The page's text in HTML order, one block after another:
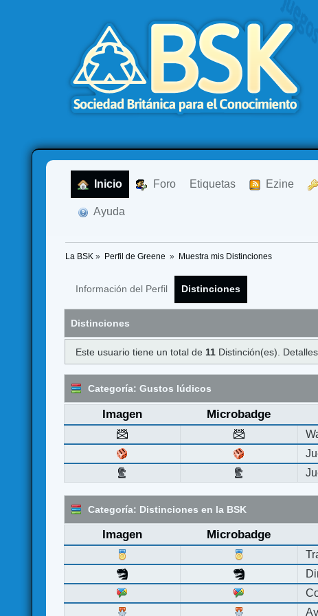
Inicio Foro Etiquetas Ezine
Ayuda
La BSK » Perfil de Greene » Muestra mis Distinciones
Información del Perfil Distinciones
Distinciones
Este usuario tiene un total de 11Distinción(es).
Categoría: Gustos lúdicos
Imagen Microbadge
Categoría: Distinciones en la BSK
Imagen Microbadge